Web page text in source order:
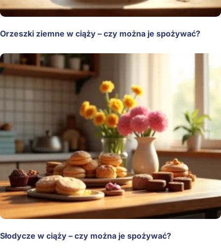
Orzeszki ziemne w ciąży – czy można je spożywać?
Słodycze w ciąży – czy można je spożywać?